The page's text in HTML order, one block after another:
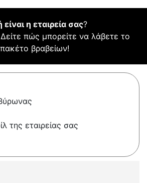
είναι η εταιρεία σας?
Δείτε πώς μπορείτε να λάβετε το
πακέτο βραβείων!
της εταιρείας σας